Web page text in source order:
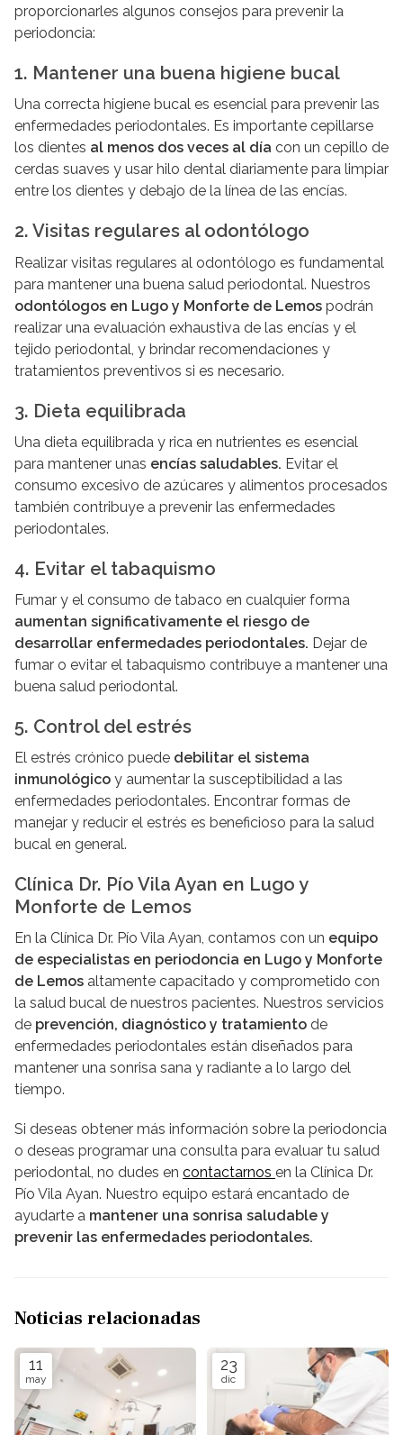
proporcionarles algunos consejos para prevenir la
periodoncia:
1. Mantener una buena higiene bucal
Una correcta higiene bucal es esencial para prevenir las
enfermedades periodontales. Es importante cepillarse
los dientes al menos dos veces al día con un cepillo de
cerdas suaves y usar hilo dental diariamente para limpiar
entre los dientes y debajo de la línea de las encías.
2. Visitas regulares al odontólogo
Realizar visitas regulares al odontólogo es fundamental
para mantener una buena salud periodontal. Nuestros
odontólogos en Lugo y Monforte de Lemos podrán
realizar una evaluación exhaustiva de las encías y el
tejido periodontal, y brindar recomendaciones y
tratamientos preventivos si es necesario.
3. Dieta equilibrada
Una dieta equilibrada y rica en nutrientes es esencial
para mantener unas encías saludables. Evitar el
consumo excesivo de azúcares y alimentos procesados
también contribuye a prevenir las enfermedades
periodontales.
4. Evitar el tabaquismo
Fumar y el consumo de tabaco en cualquier forma
aumentan significativamente el riesgo de
desarrollar enfermedades periodontales. Dejar de
fumar o evitar el tabaquismo contribuye a mantener una
buena salud periodontal.
5. Control del estrés
El estrés crónico puede debilitar el sistema
inmunológico y aumentar la susceptibilidad a las
enfermedades periodontales. Encontrar formas de
manejar y reducir el estrés es beneficioso para la salud
bucal en general.
Clínica Dr. Pío Vila Ayan en Lugo y
Monforte de Lemos
En la Clínica Dr. Pío Vila Ayan, contamos con un equipo
de especialistas en periodoncia en Lugo y Monforte
de Lemos altamente capacitado y comprometido con
la salud bucal de nuestros pacientes. Nuestros servicios
de prevención, diagnóstico y tratamiento de
enfermedades periodontales están diseñados para
mantener una sonrisa sana y radiante a lo largo del
tiempo.
Si deseas obtener más información sobre la periodoncia
o deseas programar una consulta para evaluar tu salud
periodontal, no dudes en contactarnos en la Clínica Dr.
Pío Vila Ayan. Nuestro equipo estará encantado de
ayudarte a mantener una sonrisa saludable y
prevenir las enfermedades periodontales.
Noticias relacionadas
11
may
23
dic